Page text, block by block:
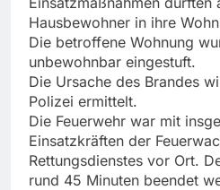
Hausbewohner in ihre
Die betroffene Wohnung
unbewohnbar eingestuft.
Die Ursache des Brandes
Polizei ermittelt.
Die Feuerwehr war mit
Einsatzkräften der
Rettungsdienstes vor Ort.
rund 45 Minuten beendet